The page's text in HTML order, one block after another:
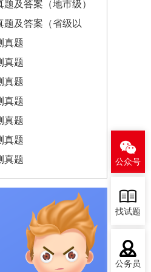
及答案（地市级）
及答案（省级以
真题
真题
真题
真题
真题
真题
真题
公众号
找试题
公务员